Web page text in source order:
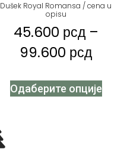
Dušek Royal Romansa / cena u
opisu
45.600 рсд –
99.600 рсд
Одаберите опције